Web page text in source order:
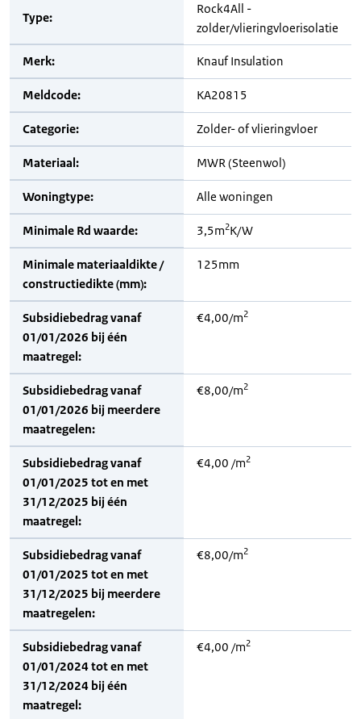
Type:
Rock4All -
zolder/vlieringvloerisolatie
Merk: Knauf Insulation
Meldcode: KA20815
Categorie: Zolder- of vlieringvloer
Materiaal: MWR (Steenwol)
Woningtype: Alle woningen
Minimale Rd waarde: 3,5m2K/W
Minimale materiaaldikte /
constructiedikte (mm):
125mm
Subsidiebedrag vanaf
01/01/2026 bij één
maatregel:
€4,00/m2
Subsidiebedrag vanaf
01/01/2026 bij meerdere
maatregelen:
€8,00/m2
Subsidiebedrag vanaf
01/01/2025 tot en met
31/12/2025 bij één
maatregel:
€4,00 /m2
Subsidiebedrag vanaf
01/01/2025 tot en met
31/12/2025 bij meerdere
maatregelen:
€8,00/m2
Subsidiebedrag vanaf
01/01/2024 tot en met
31/12/2024 bij één
maatregel:
€4,00 /m2